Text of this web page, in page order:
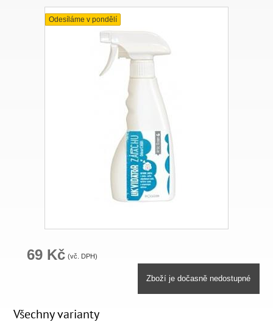
Odesíláme v pondělí
69 Kč (vč. DPH)
Zboží je dočasně nedostupné
Všechny varianty